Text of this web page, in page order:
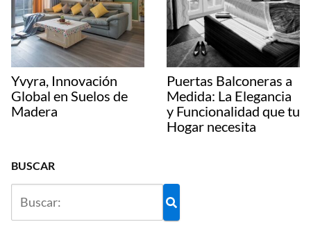
Yvyra, Innovación
Global en Suelos de
Madera
Puertas Balconeras a
Medida: La Elegancia
y Funcionalidad que tu
Hogar necesita
BUSCAR